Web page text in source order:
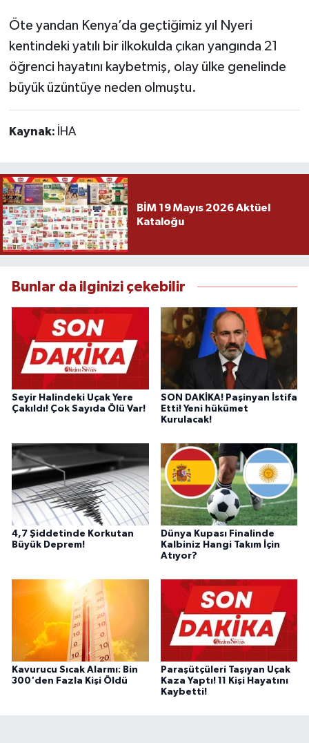
Öte yandan Kenya’da geçtiğimiz yıl Nyeri
kentindeki yatılı bir ilkokulda çıkan yangında 21
öğrenci hayatını kaybetmiş, olay ülke genelinde
büyük üzüntüye neden olmuştu.
Kaynak: İHA
BİM 19 Mayıs 2026 Aktüel
Kataloğu
Bunlar da ilginizi çekebilir
Seyir Halindeki Uçak Yere
Çakıldı! Çok Sayıda Ölü Var!
SON DAKİKA! Paşinyan İstifa
Etti! Yeni hükümet
Kurulacak!
4,7 Şiddetinde Korkutan
Büyük Deprem!
Dünya Kupası Finalinde
Kalbiniz Hangi Takım İçin
Atıyor?
Kavurucu Sıcak Alarmı: Bin
300'den Fazla Kişi Öldü
Paraşütçüleri Taşıyan Uçak
Kaza Yaptı! 11 Kişi Hayatını
Kaybetti!